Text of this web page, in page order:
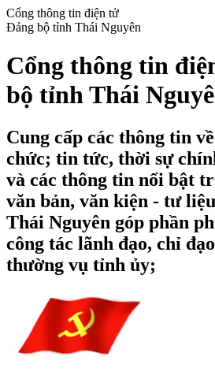
Cổng thông tin điện tử
Đảng bộ tỉnh Thái Nguyên
Cổng thông tin
bộ tỉnh Thái
Cung cấp các thông tin
chức; tin tức, thời sự
và các thông tin nổi bật
văn bản, văn kiện - tư
Thái Nguyên góp phần
công tác lãnh đạo, chỉ
thường vụ tỉnh ủy;